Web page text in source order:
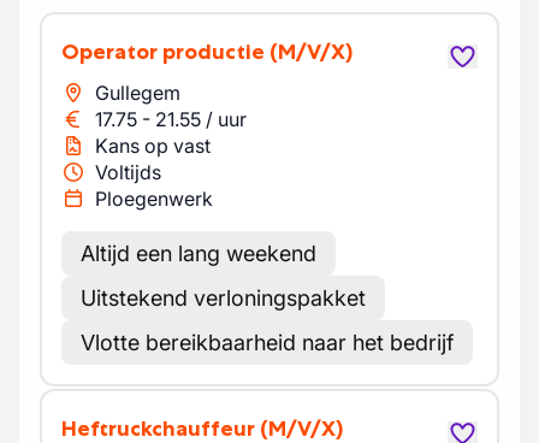
Operator productie (M/V/X)
Gullegem
17.75 - 21.55 / uur
Kans op vast
Voltijds
Ploegenwerk
Altijd een lang weekend
Uitstekend verloningspakket
Vlotte bereikbaarheid naar het bedrijf
Heftruckchauffeur (M/V/X)